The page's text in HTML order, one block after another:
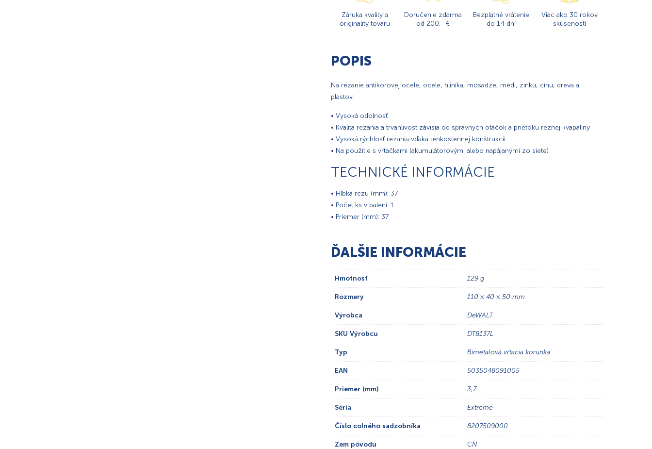
Záruka kvality a
originality tovaru
Doručenie zdarma
od 200,- €
Bezplatné vrátenie
do 14 dní
Viac ako 30 rokov
skúseností
POPIS
Na rezanie antikorovej ocele, ocele, hliníka, mosadze, medi, zinku, cínu, dreva a
plastov.
• Vysoká odolnosť
• Kvalita rezania a trvanlivosť závisia od správnych otáčok a prietoku reznej kvapaliny
• Vysoká rýchlosť rezania vďaka tenkostennej konštrukcii
• Na použitie s vŕtačkami (akumulátorovými alebo napájanými zo siete)
TECHNICKÉ INFORMÁCIE
• Hĺbka rezu (mm): 37
• Počet ks v balení: 1
• Priemer (mm): 37
ĎALŠIE INFORMÁCIE
Hmotnosť 129 g
Rozmery 110 × 40 × 50 mm
Výrobca DeWALT
SKU Výrobcu DT8137L
Typ Bimetalová vŕtacia korunka
EAN 5035048091005
Priemer (mm) 3,7
Séria Extreme
Číslo colného sadzobníka 8207509000
Zem pôvodu CN